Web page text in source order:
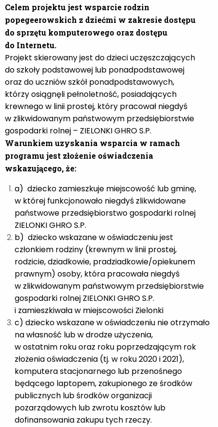
Celem projektu jest wsparcie rodzin
popegeerowskich z dziećmi w zakresie dostępu
do sprzętu komputerowego oraz dostępu
do Internetu.
Projekt skierowany jest do dzieci uczęszczających
do szkoły podstawowej lub ponadpodstawowej
oraz do uczniów szkół ponadpodstawowych,
którzy osiągnęli pełnoletność, posiadających
krewnego w linii prostej, który pracował niegdyś
w zlikwidowanym państwowym przedsiębiorstwie
gospodarki rolnej – ZIELONKI GHRO S.P.
Warunkiem uzyskania wsparcia w ramach
programu jest złożenie oświadczenia
wskazującego, że:
a) dziecko zamieszkuje miejscowość lub gminę,
w której funkcjonowało niegdyś zlikwidowane
państwowe przedsiębiorstwo gospodarki rolnej
ZIELONKI GHRO S.P.
b) dziecko wskazane w oświadczeniu jest
członkiem rodziny (krewnym w linii prostej,
rodzicie, dziadkowie, pradziadkowie/opiekunem
prawnym) osoby, która pracowała niegdyś
w zlikwidowanym państwowym przedsiębiorstwie
gospodarki rolnej ZIELONKI GHRO S.P.
i zamieszkiwała w miejscowości Zielonki
c) dziecko wskazane w oświadczeniu nie otrzymało
na własność lub w drodze użyczenia,
w ostatnim roku oraz roku poprzedzającym rok
złożenia oświadczenia (tj. w roku 2020 i 2021),
komputera stacjonarnego lub przenośnego
będącego laptopem, zakupionego ze środków
publicznych lub środków organizacji
pozarządowych lub zwrotu kosztów lub
dofinansowania zakupu tych rzeczy.